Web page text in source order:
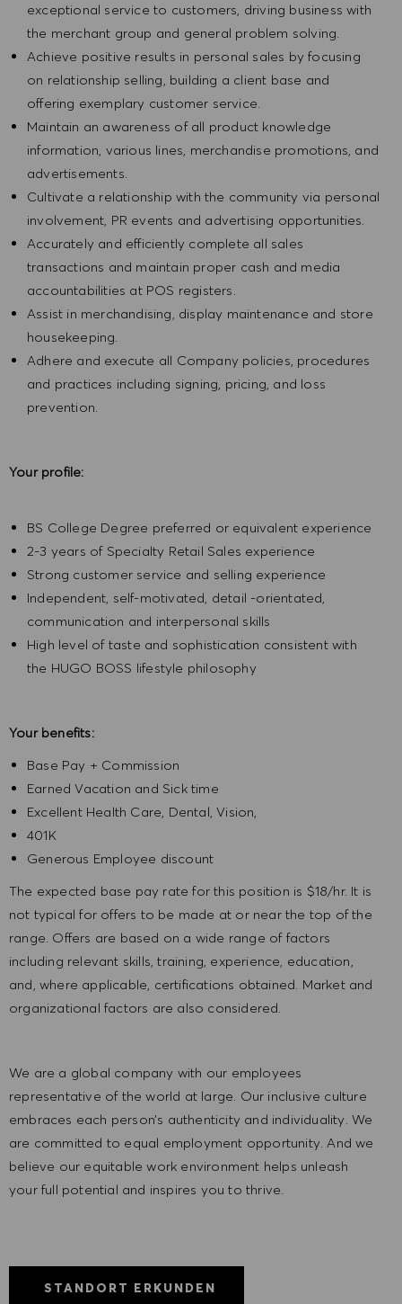
exceptional service to customers, driving business with
the merchant group and general problem solving.
Achieve positive results in personal sales by focusing
on relationship selling, building a client base and
offering exemplary customer service.
Maintain an awareness of all product knowledge
information, various lines, merchandise promotions, and
advertisements.
Cultivate a relationship with the community via personal
involvement, PR events and advertising opportunities.
Accurately and efficiently complete all sales
transactions and maintain proper cash and media
accountabilities at POS registers.
Assist in merchandising, display maintenance and store
housekeeping.
Adhere and execute all Company policies, procedures
and practices including signing, pricing, and loss
prevention.
Your profile:
BS College Degree preferred or equivalent experience
2-3 years of Specialty Retail Sales experience
Strong customer service and selling experience
Independent, self-motivated, detail -orientated,
communication and interpersonal skills
High level of taste and sophistication consistent with
the HUGO BOSS lifestyle philosophy
Your benefits:
Base Pay + Commission
Earned Vacation and Sick time
Excellent Health Care, Dental, Vision,
401K
Generous Employee discount
The expected base pay rate for this position is $18/hr. It is
not typical for offers to be made at or near the top of the
range. Offers are based on a wide range of factors
including relevant skills, training, experience, education,
and, where applicable, certifications obtained. Market and
organizational factors are also considered.
We are a global company with our employees
representative of the world at large. Our inclusive culture
embraces each person’s authenticity and individuality. We
are committed to equal employment opportunity. And we
believe our equitable work environment helps unleash
your full potential and inspires you to thrive.
STANDORT ERKUNDEN